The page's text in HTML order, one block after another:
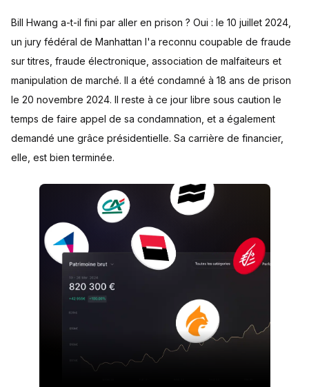
Bill Hwang a-t-il fini par aller en prison ? Oui : le 10 juillet 2024,
un jury fédéral de Manhattan l'a reconnu coupable de fraude
sur titres, fraude électronique, association de malfaiteurs et
manipulation de marché. Il a été condamné à 18 ans de prison
le 20 novembre 2024. Il reste à ce jour libre sous caution le
temps de faire appel de sa condamnation, et a également
demandé une grâce présidentielle. Sa carrière de financier,
elle, est bien terminée.